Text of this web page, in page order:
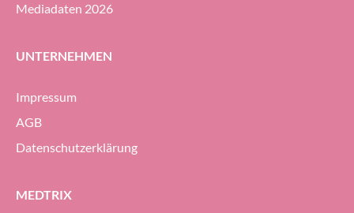
Mediadaten 2026
UNTERNEHMEN
Impressum
AGB
Datenschutzerklärung
MEDTRIX